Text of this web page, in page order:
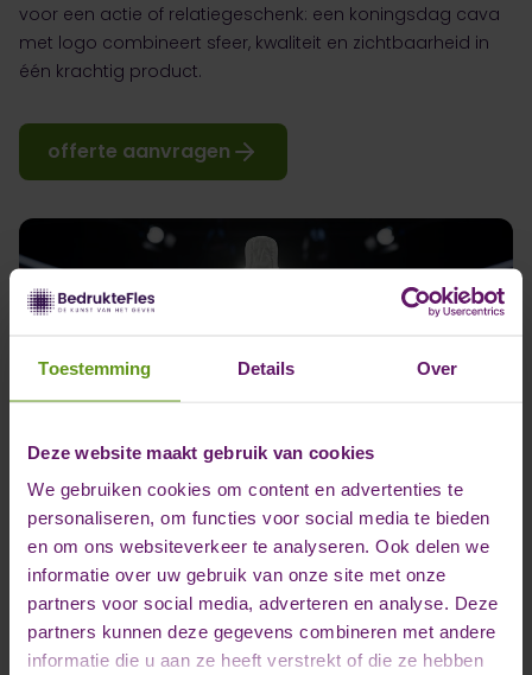
Toestemming Details Over
Deze website maakt gebruik van cookies
We gebruiken cookies om content en advertenties te
personaliseren, om functies voor social media te bieden
en om ons websiteverkeer te analyseren. Ook delen we
informatie over uw gebruik van onze site met onze
partners voor social media, adverteren en analyse. Deze
partners kunnen deze gegevens combineren met andere
informatie die u aan ze heeft verstrekt of die ze hebben
voor een actie of relatiegeschenk: een koningsdag cava
met logo combineert sfeer, kwaliteit en zichtbaarheid in
één krachtig product.
offerte aanvragen